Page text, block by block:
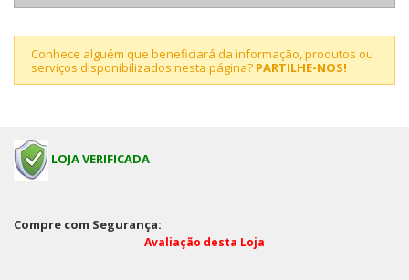
Conhece alguém que beneficiará da informação, produtos ou
serviços disponibilizados nesta página? PARTILHE-NOS!
LOJA VERIFICADA
Compre com Segurança:
Avaliação desta Loja